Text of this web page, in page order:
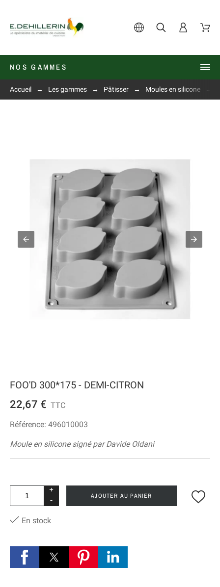
NOS GAMMES
Accueil Les gammes Pâtisser Moules en silicone
FOO'D 300*175 - DEMI-CITRON
22,67 € TTC
Référence: 496010003
Moule en silicone signé par Davide Oldani
+
-
AJOUTER AU PANIER
En stock